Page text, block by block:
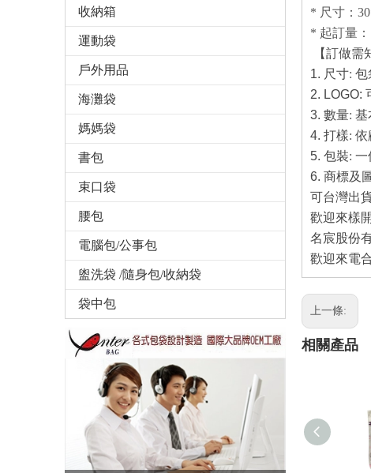
收納箱
運動袋
戶外用品
海灘袋
媽媽袋
書包
束口袋
腰包
電腦包/公事包
盥洗袋 /隨身包/收納袋
袋中包
* 尺寸：
* 起訂量：
【訂做需
1. 尺寸: 包
2. LOGO:
3. 數量: 基
4. 打樣: 依
5. 包裝: 一
6. 商標及
可台灣出
歡迎來樣
名宸股份
歡迎來電
上一條:
相關產品